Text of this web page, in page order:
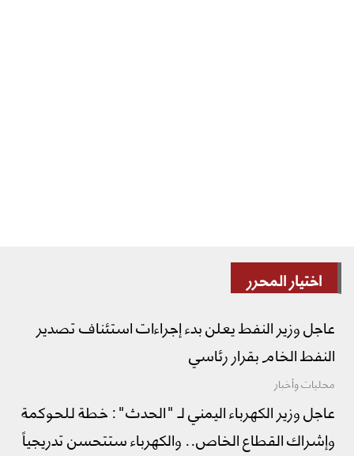
اختيار المحرر
عاجل وزير النفط يعلن بدء إجراءات استئناف تصدير
النفط الخام بقرار رئاسي
محليات وأخبار
عاجل وزير الكهرباء اليمني لـ "الحدث": خطة للحوكمة
وإشراك القطاع الخاص.. والكهرباء ستتحسن تدريجياً